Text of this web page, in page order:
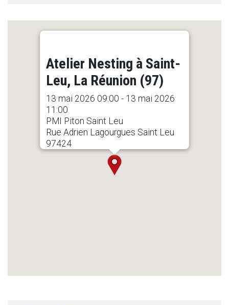
Atelier Nesting à Saint-
Leu, La Réunion (97)
13 mai 2026 09:00 - 13 mai 2026
11:00
PMI Piton Saint Leu
Rue Adrien Lagourgues Saint Leu
97424